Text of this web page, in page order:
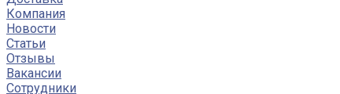
Компания
Новости
Статьи
Отзывы
Вакансии
Сотрудники